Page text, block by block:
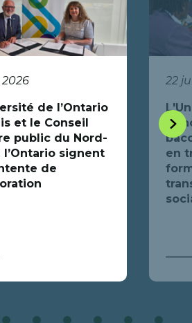
de l’Ontario
et le Conseil
public du Nord-
l’Ontario signent
de
22
en
Item